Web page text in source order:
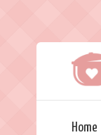
Home